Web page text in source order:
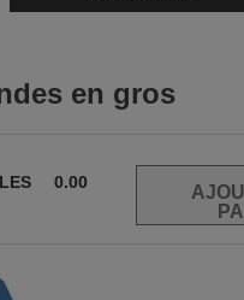
en gros
0.00